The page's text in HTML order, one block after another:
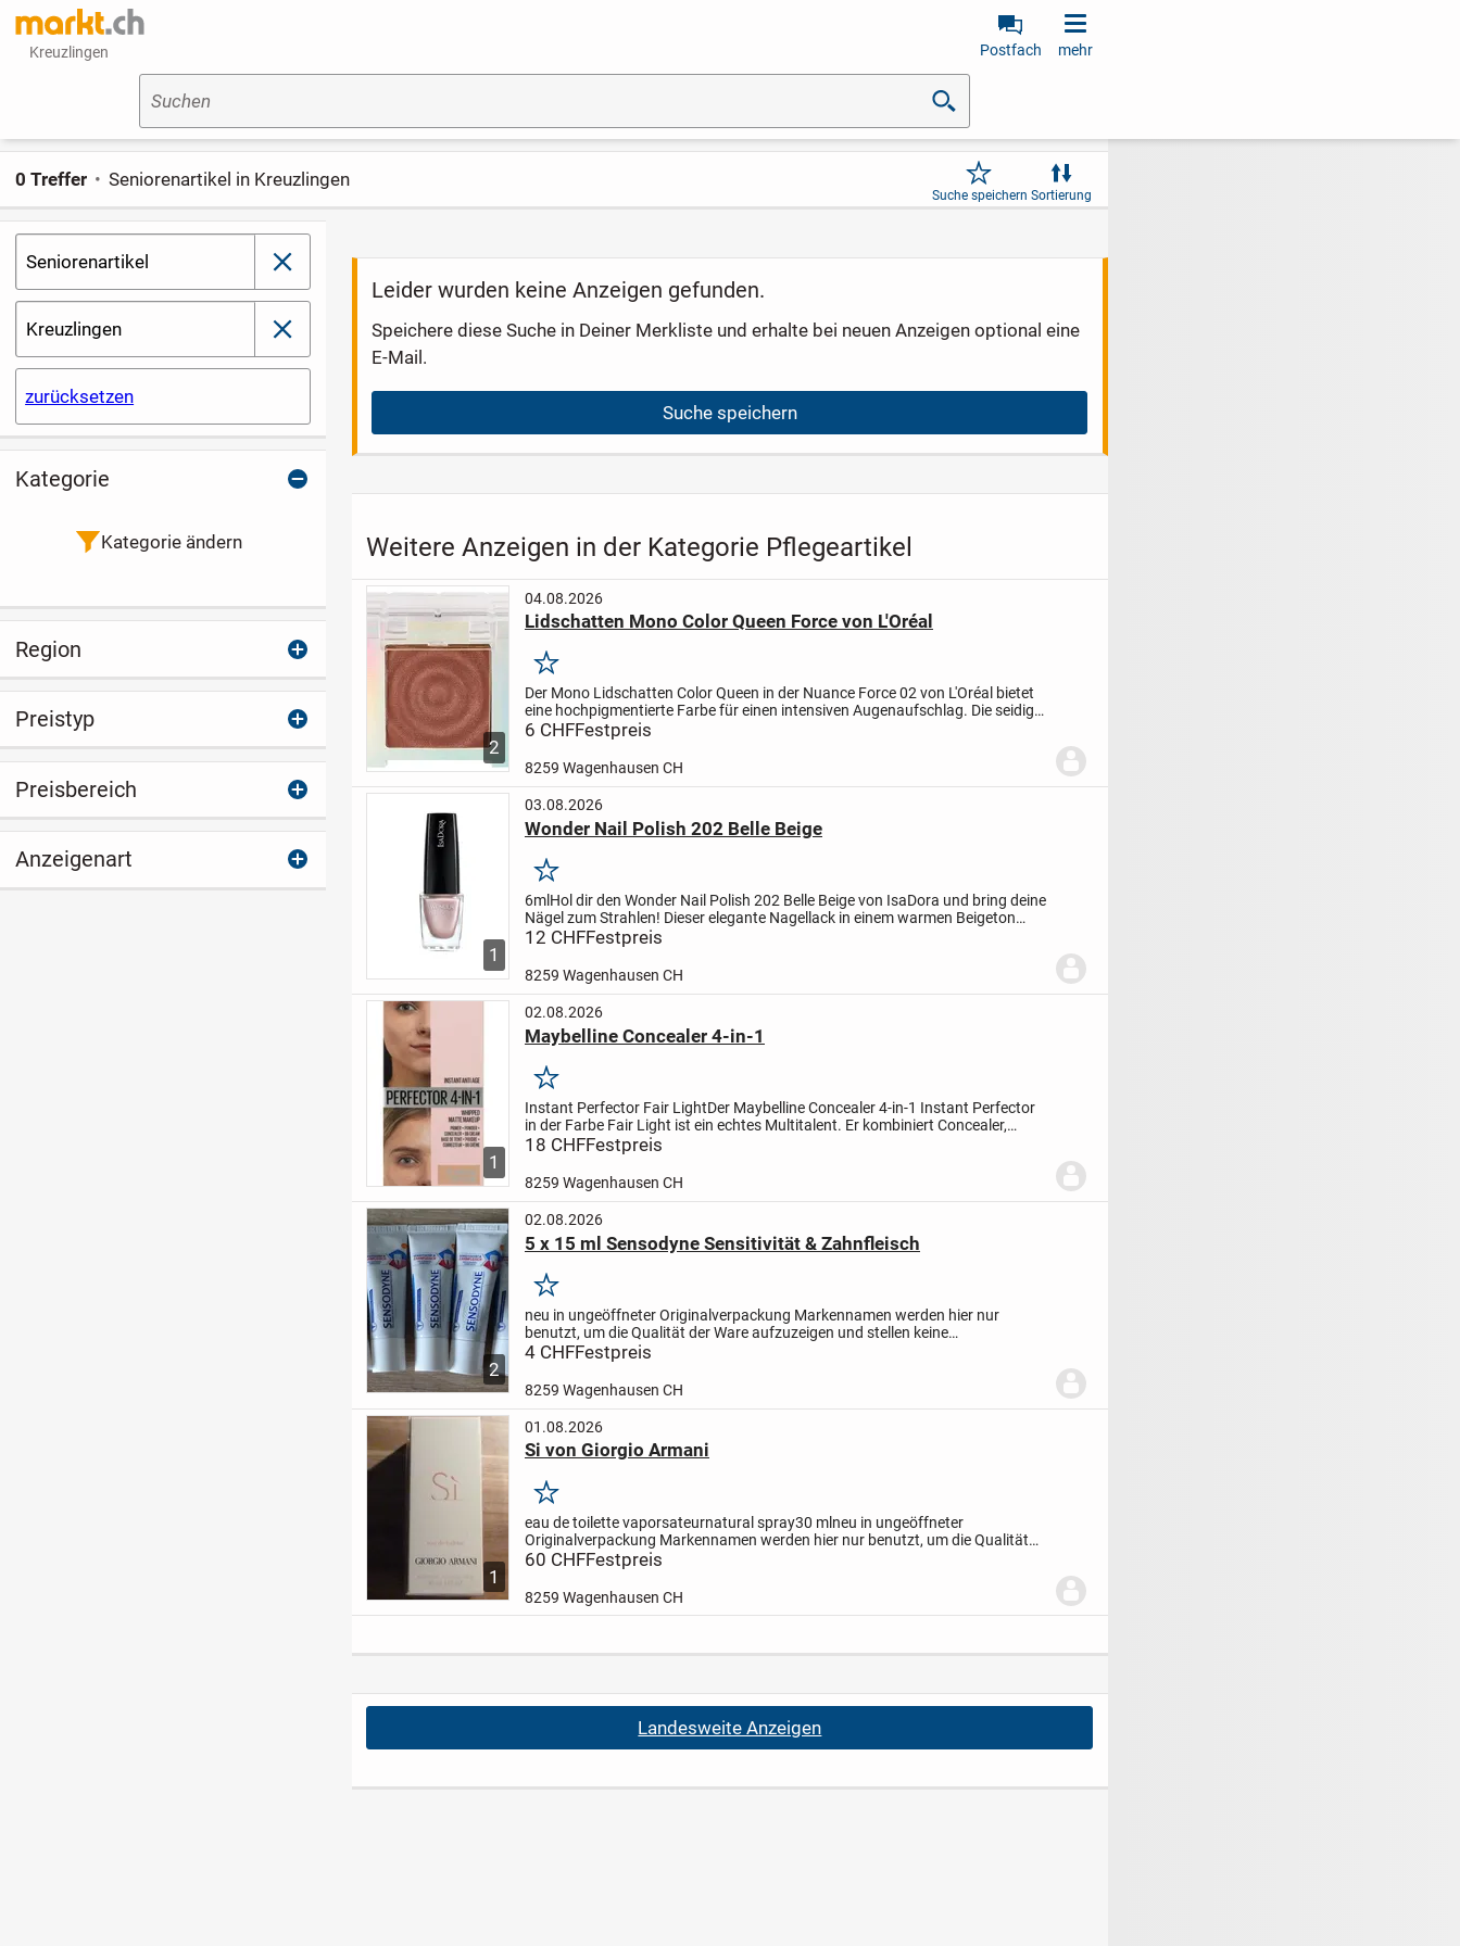
Kreuzlingen Postfach mehr
Suchen
Seniorenartikel schließen
Kreuzlingen schließen
zurücksetzen
0 Treffer Seniorenartikel in Kreuzlingen
Suche speichern Sortierung
Leider wurden keine Anzeigen gefunden.
Speichere diese Suche in Deiner Merkliste und erhalte bei neuen Anzeigen optional eine
E-Mail.
Suche speichern
Weitere Anzeigen in der Kategorie Pflegeartikel
2
04.08.2026
Lidschatten Mono Color Queen Force von L'Oréal
Merken
Der Mono Lidschatten Color Queen in der Nuance Force 02 von L'Oréal bietet
eine hochpigmentierte Farbe für einen intensiven Augenaufschlag. Die seidige
Textur lässt sich mühelos auftragen und...
6 CHFFestpreis
8259 Wagenhausen CH
1
03.08.2026
Wonder Nail Polish 202 Belle Beige
Merken
6ml Hol dir den Wonder Nail Polish 202 Belle Beige von IsaDora und bring deine
Nägel zum Strahlen! Dieser elegante Nagellack in einem warmen Beigeton
sorgt für einen perfekt gepflegten Look, der zu...
12 CHFFestpreis
8259 Wagenhausen CH
1
02.08.2026
Maybelline Concealer 4-in-1
Merken
Instant Perfector Fair LightDer Maybelline Concealer 4-in-1 Instant Perfector
in der Farbe Fair Light ist ein echtes Multitalent. Er kombiniert Concealer,
Primer, Highlighter und BB-Cream in einem...
18 CHFFestpreis
8259 Wagenhausen CH
2
02.08.2026
5 x 15 ml Sensodyne Sensitivität & Zahnfleisch
Merken
neu in ungeöffneter Originalverpackung Markennamen werden hier nur
benutzt, um die Qualität der Ware aufzuzeigen und stellen keine
Schutzrechtsverletzungen dar.
4 CHFFestpreis
8259 Wagenhausen CH
1
01.08.2026
Si von Giorgio Armani
Merken
eau de toilette vaporsateurnatural spray30 ml neu in ungeöffneter
Originalverpackung Markennamen werden hier nur benutzt, um die Qualität
der Ware aufzuzeigen und stellen keine Schutzrechtsverletz...
60 CHFFestpreis
8259 Wagenhausen CH
Landesweite Anzeigen
Kategorie
Kategorie ändern
Region
Preistyp
Preisbereich
Anzeigenart